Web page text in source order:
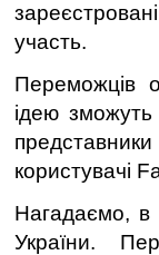
участь.
Переможців
ідею зможуть
представники
користувачі
Нагадаємо, в
України.